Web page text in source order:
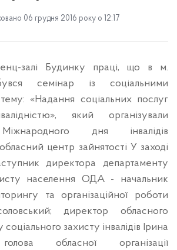
06 грудня 2016 року о 12:17
залі Будинку праці, що в м.
семінар із соціальними
«Надання соціальних послуг
який організували
дня інвалідів
центр зайнятості У заході
директора департаменту
населення ОДА - начальник
та організаційної роботи
директор обласного
захисту інвалідів Ірина
обласної організації